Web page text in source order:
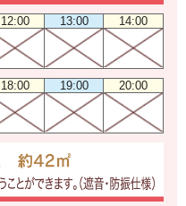
12:00 13:00 14:00
18:00 19:00 20:00